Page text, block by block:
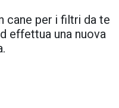
cane per i filtri da te
effettua una nuova